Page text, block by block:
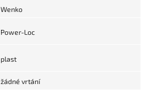
Wenko
Power-Loc
plast
žádné vrtání